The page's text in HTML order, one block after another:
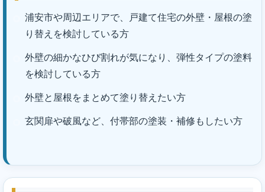
浦安市や周辺エリアで、戸建て住宅の外壁・屋根の塗
り替えを検討している方
外壁の細かなひび割れが気になり、弾性タイプの塗料
を検討している方
外壁と屋根をまとめて塗り替えたい方
玄関扉や破風など、付帯部の塗装・補修もしたい方